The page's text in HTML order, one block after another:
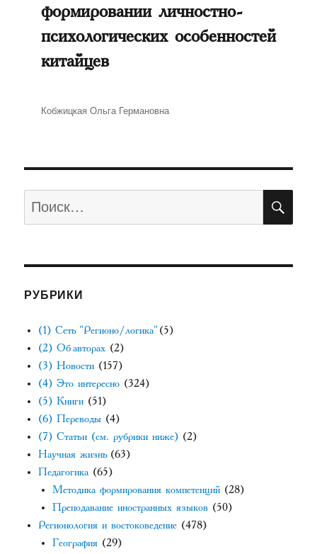
формировании личностно-
психологических особенностей
китайцев
Автор
Кобжицкая Ольга Германовна
РУБРИКИ
(1) Сеть "Регионо/логика"(5)
(2) Об авторах (2)
(3) Новости (157)
(4) Это интересно (324)
(5) Книги (51)
(6) Переводы (4)
(7) Статьи (см. рубрики ниже) (2)
Научная жизнь(63)
Педагогика (65)
Методика формирования компетенций (28)
Преподавание иностранных языков (50)
Регионология и востоковедение (478)
География (29)